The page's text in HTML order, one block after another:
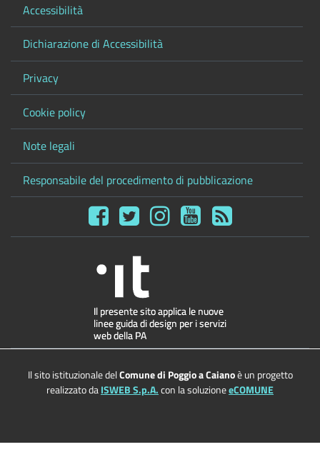
Accessibilità
Dichiarazione di Accessibilità
Privacy
Cookie policy
Note legali
Responsabile del procedimento di pubblicazione
Il sito istituzionale delComune di Poggio a Caianoè un progetto
realizzato daISWEB S.p.A.con la soluzioneeCOMUNE